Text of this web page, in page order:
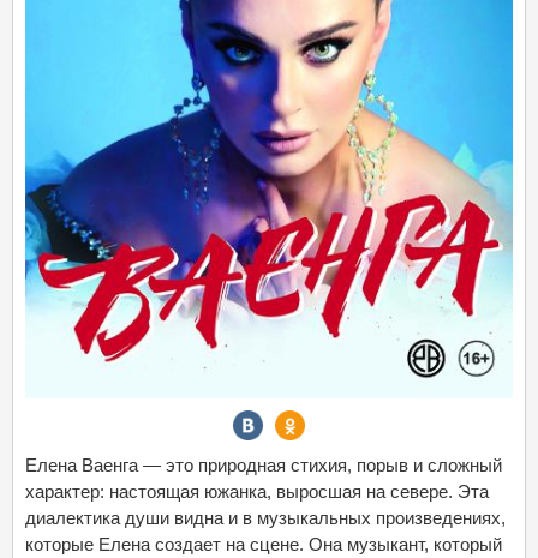
Елена Ваенга — это природная стихия, порыв и сложный
характер: настоящая южанка, выросшая на севере. Эта
диалектика души видна и в музыкальных произведениях,
которые Елена создает на сцене. Она музыкант, который